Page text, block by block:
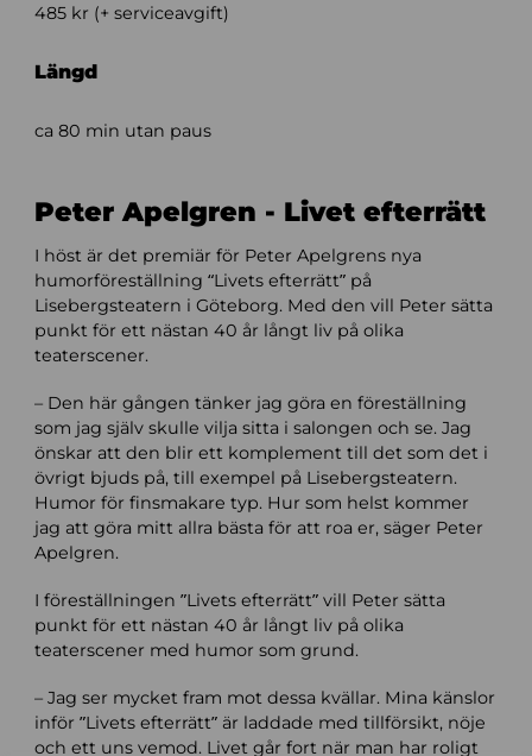
485 kr (+ serviceavgift)
Längd
ca 80 min utan paus
Peter Apelgren - Livet efterrätt
I höst är det premiär för Peter Apelgrens nya
humorföreställning “Livets efterrätt” på
Lisebergsteatern i Göteborg. Med den vill Peter sätta
punkt för ett nästan 40 år långt liv på olika
teaterscener.
– Den här gången tänker jag göra en föreställning
som jag själv skulle vilja sitta i salongen och se. Jag
önskar att den blir ett komplement till det som det i
övrigt bjuds på, till exempel på Lisebergsteatern.
Humor för finsmakare typ. Hur som helst kommer
jag att göra mitt allra bästa för att roa er, säger Peter
Apelgren.
I föreställningen ”Livets efterrätt” vill Peter sätta
punkt för ett nästan 40 år långt liv på olika
teaterscener med humor som grund.
– Jag ser mycket fram mot dessa kvällar. Mina känslor
inför ”Livets efterrätt” är laddade med tillförsikt, nöje
och ett uns vemod. Livet går fort när man har roligt